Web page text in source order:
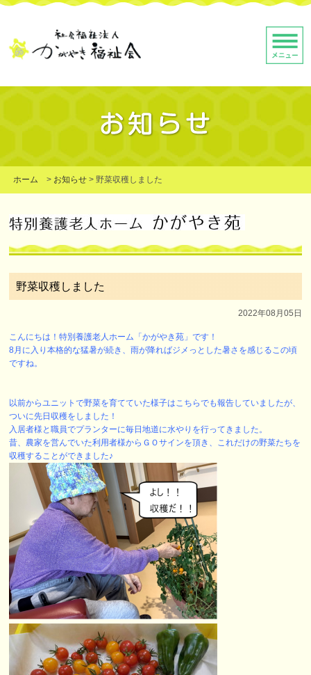
ホーム > お知らせ> 野菜収穫しました
野菜収穫しました
2022年08月05日
こんにちは！特別養護老人ホーム「かがやき苑」です！
8月に入り本格的な猛暑が続き、雨が降ればジメっとした暑さを感じるこの頃
ですね。
以前からユニットで野菜を育てていた様子はこちらでも報告していましたが、
ついに先日収穫をしました！
入居者様と職員でプランターに毎日地道に水やりを行ってきました。
昔、農家を営んでいた利用者様からＧＯサインを頂き、これだけの野菜たちを
収穫することができました♪